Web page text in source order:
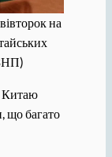
на
Китаю
що багато